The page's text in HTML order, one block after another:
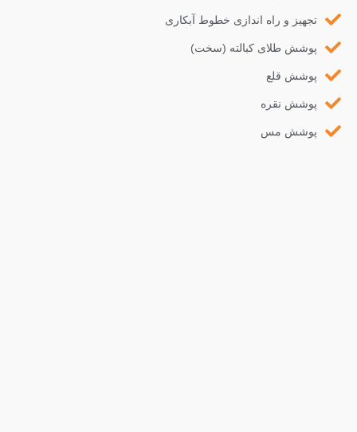
تجهیز و راه اندازی خطوط آبکاری
پوشش طلای کبالته (سخت)
پوشش قلع
پوشش نقره
پوشش مس